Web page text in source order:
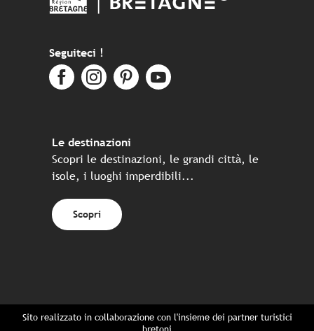
Seguiteci !
Le destinazioni
Scopri le destinazioni, le grandi città, le
isole, i luoghi imperdibili...
Scopri
Sito realizzato in collaborazione con l'insieme dei partner turistici